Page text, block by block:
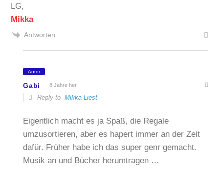
LG,
Mikka
Antworten
Autor
Gabi 8 Jahre her
Reply toMikka Liest
Eigentlich macht es ja Spaß, die Regale
umzusortieren, aber es hapert immer an der Zeit
dafür. Früher habe ich das super genr gemacht.
Musik an und Bücher herumtragen …